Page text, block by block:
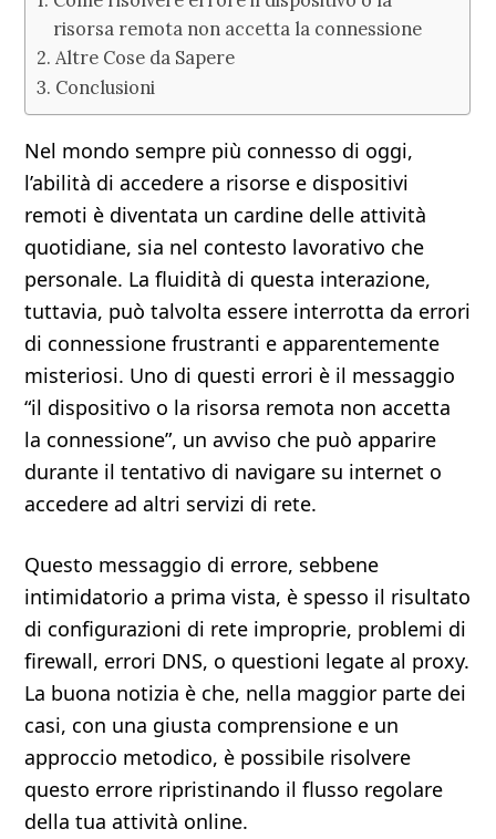
risorsa remota non accetta la connessione
Altre Cose da Sapere
Conclusioni
Nel mondo sempre più connesso di oggi,
l’abilità di accedere a risorse e dispositivi
remoti è diventata un cardine delle attività
quotidiane, sia nel contesto lavorativo che
personale. La fluidità di questa interazione,
tuttavia, può talvolta essere interrotta da errori
di connessione frustranti e apparentemente
misteriosi. Uno di questi errori è il messaggio
“il dispositivo o la risorsa remota non accetta
la connessione”, un avviso che può apparire
durante il tentativo di navigare su internet o
accedere ad altri servizi di rete.
Questo messaggio di errore, sebbene
intimidatorio a prima vista, è spesso il risultato
di configurazioni di rete improprie, problemi di
firewall, errori DNS, o questioni legate al proxy.
La buona notizia è che, nella maggior parte dei
casi, con una giusta comprensione e un
approccio metodico, è possibile risolvere
questo errore ripristinando il flusso regolare
della tua attività online.